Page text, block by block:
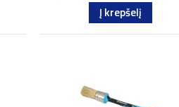
Į krepšelį